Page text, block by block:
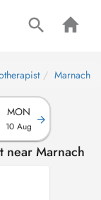
Marnach
MON
10 Aug
near Marnach